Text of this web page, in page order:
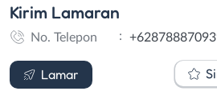
Kirim Lamaran
No. Telepon :
Lamar
WhatsApp